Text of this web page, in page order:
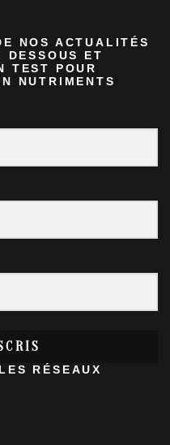
NOS ACTUALITÉS
DESSOUS ET
TEST POUR
NUTRIMENTS
RÉSEAUX